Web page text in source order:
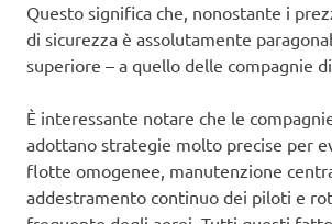
Questo significa che, nonostante i
di sicurezza è assolutamente
superiore – a quello delle compagnie
È interessante notare che le
adottano strategie molto precise per
flotte omogenee, manutenzione
addestramento continuo dei piloti e